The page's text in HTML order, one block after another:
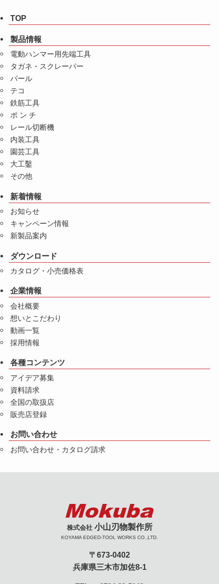
TOP
製品情報
電動ハンマー用先端工具
タガネ・スクレーパー
バール
テコ
鉄筋工具
ポ ン チ
レール切断機
内装工具
園芸工具
大工鑿
その他
新着情報
お知らせ
キャンペーン情報
新製品案内
ダウンロード
カタログ・小売価格表
企業情報
会社概要
想いとこだわり
動画一覧
採用情報
各種コンテンツ
アイデア募集
資料請求
全国の取扱店
販売店登録
お問い合わせ
お問い合わせ・カタログ請求
株式会社 小山刃物製作所
KOYAMA EDGED-TOOL WORKS CO.,LTD.
〒673-0402
兵庫県三木市加佐8-1